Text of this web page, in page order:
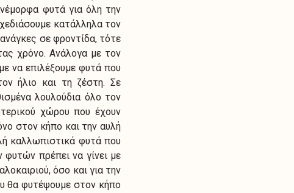
φυτά για όλη την
κατάλληλα τον
σε φροντίδα, τότε
χρόνο. Ανάλογα με τον
να επιλέξουμε φυτά που
ήλιο και τη ζέστη. Σε
λουλούδια όλο τον
χώρου που έχουν
στον κήπο και την αυλή
καλλωπιστικά φυτά που
πρέπει να γίνει με
όσο και για την
θα φυτέψουμε στον κήπο